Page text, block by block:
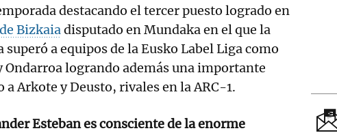
destacando el tercer puesto logrado en
Bizkaiadisputado en Mundaka en el que la
a equipos de la Eusko Label Liga como
Ondarroa logrando además una importante
a Arkote y Deusto, rivales en la ARC-1.
Esteban es consciente de la enorme